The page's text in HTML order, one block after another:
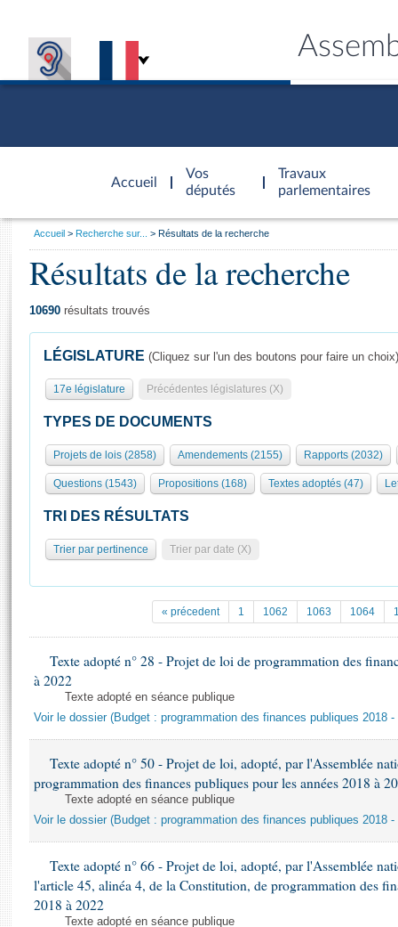
Accueil
d'accueil
Vos
députés
Travaux
parlementaires
Présidence
577 députés
Groupes politiques
Séance publique
Commissions et autres organes
Europe et International
Pétitions
Projets de loi
Propositions de loi
Amendements
Textes adoptés
Rapports d'information
Rapports d'enquête
Rapports législatifs
Rapports sur l'application des lois
Baromètre de l’application des lois
Dossiers législatifs
Général
Rôle et pouvoirs de l'Assemblée
Organisation de l'Assemblée
Présidence Conférence des Présidents Bureau Collège des
Statistiques et chiffres clés
Documents de référence
( Constitution | Règlement de l'Assemblée ... )
Histoire
Juniors
Liens vers les sites publics
Visiter l'Assemblée
Visite virtuelle du palais Bourbon
Assister à une séance
Contacts et plan d'accès
Photos libres de droit
Vous
Accueil Recherche sur... Résultats de la recherche
Résultats de la recherche
10690 résultats trouvés
LÉGISLATURE (Cliquez sur l'un des boutons pour faire un choix)
17e législature Précédentes législatures (X)
TYPES DE DOCUMENTS
Projets de lois (2858) Amendements (2155) Rapports (2032)
Questions (1543) Propositions (168) Textes adoptés (47)
TRI DES RÉSULTATS
Trier par pertinence Trier par date (X)
« précedent 1 1062 1063 1064
Texte adopté n° 28 - Projet de loi de programmation des
à 2022
Texte adopté en séance publique
Voir le dossier (Budget : programmation des finances publiques 2018 -
Texte adopté n° 50 - Projet de loi, adopté, par l'Assemblée
programmation des finances publiques pour les années 2018 à
Texte adopté en séance publique
Voir le dossier (Budget : programmation des finances publiques 2018 -
Texte adopté n° 66 - Projet de loi, adopté, par l'Assemblée
l'article 45, alinéa 4, de la Constitution, de programmation des
2018 à 2022
Texte adopté en séance publique